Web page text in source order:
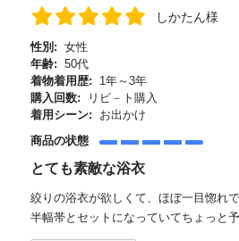
しかたん様
性別: 女性
年齢: 50代
着物着用歴:
1年～3年
購入回数:
リピ－ト購入
着用シーン:
お出かけ
商品の状態
とても素敵な浴衣
絞りの浴衣が欲しくて、ほぼ一目惚れ
半幅帯とセットになっていてちょっと